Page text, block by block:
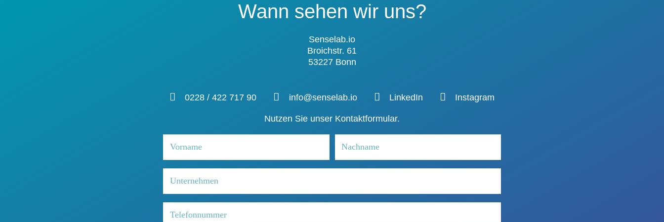
Wann sehen wir uns?
Senselab.io
Broichstr. 61
53227 Bonn
0228 / 422 717 90 info@senselab.io LinkedIn Instagram
Nutzen Sie unser Kontaktformular.